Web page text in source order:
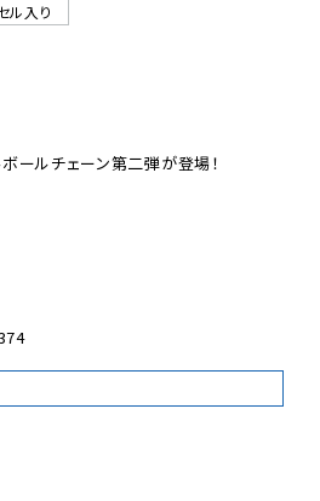
ル入り
ールチェーン第二弾が登場！